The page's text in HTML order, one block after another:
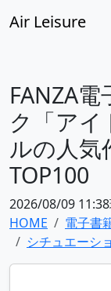
Air Leisure
FANZA
ク「アイ
ルの人気
TOP100
2026/08/09
HOME
電子書
シチュエーシ